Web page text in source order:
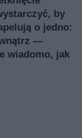
by
o jedno:
—
wiadomo, jak